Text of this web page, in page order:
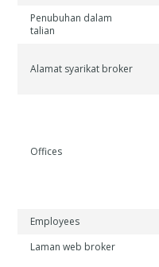
Penubuhan dalam
talian
Alamat syarikat broker
Offices
Employees
Laman web broker